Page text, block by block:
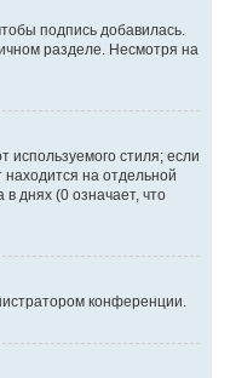
подпись добавилась.
разделе. Несмотря на
стиля; если
на отдельной
днях (0 означает, что
конференции.